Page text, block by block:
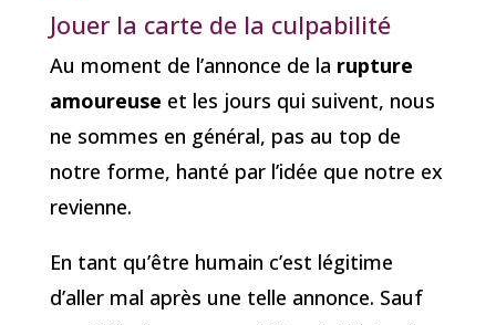
Jouer la carte de la culpabilité
Au moment de l’annonce de la rupture
amoureuse et les jours qui suivent, nous
ne sommes en général, pas au top de
notre forme, hanté par l’idée que notre ex
revienne.
En tant qu’être humain c’est légitime
d’aller mal après une telle annonce. Sauf